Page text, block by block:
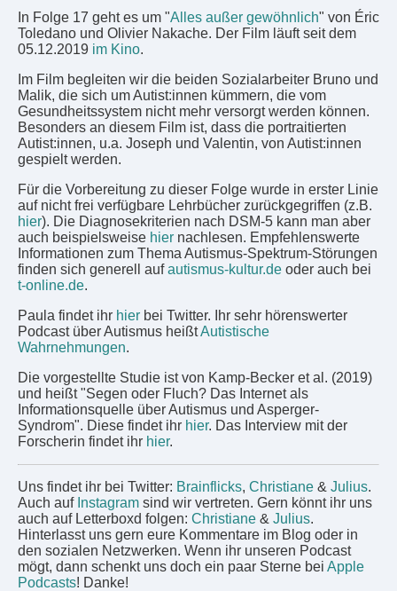
In Folge 17 geht es um "Alles außer gewöhnlich" von Éric
Toledano und Olivier Nakache. Der Film läuft seit dem
05.12.2019 im Kino.
Im Film begleiten wir die beiden Sozialarbeiter Bruno und
Malik, die sich um Autist:innen kümmern, die vom
Gesundheitssystem nicht mehr versorgt werden können.
Besonders an diesem Film ist, dass die portraitierten
Autist:innen, u.a. Joseph und Valentin, von Autist:innen
gespielt werden.
Für die Vorbereitung zu dieser Folge wurde in erster Linie
auf nicht frei verfügbare Lehrbücher zurückgegriffen (z.B.
hier). Die Diagnosekriterien nach DSM-5 kann man aber
auch beispielsweise hier nachlesen. Empfehlenswerte
Informationen zum Thema Autismus-Spektrum-Störungen
finden sich generell aufautismus-kultur.de oder auch bei
t-online.de.
Paula findet ihr hier bei Twitter. Ihr sehr hörenswerter
Podcast über Autismus heißtAutistische
Wahrnehmungen.
Die vorgestellte Studie ist von Kamp-Becker et al. (2019)
und heißt "Segen oder Fluch? Das Internet als
Informationsquelle über Autismus und Asperger-
Syndrom". Diese findet ihr hier. Das Interview mit der
Forscherin findet ihr hier.
Uns findet ihr bei Twitter: Brainflicks, Christiane & Julius.
Auch auf Instagram sind wir vertreten. Gern könnt ihr uns
auch auf Letterboxd folgen: Christiane & Julius.
Hinterlasst uns gern eure Kommentare im Blog oder in
den sozialen Netzwerken. Wenn ihr unseren Podcast
mögt, dann schenkt uns doch ein paar Sterne bei Apple
Podcasts! Danke!